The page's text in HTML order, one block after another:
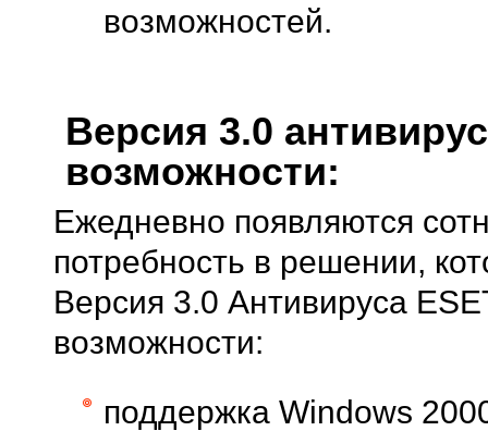
возможностей.
Версия 3.0
возможности:
Ежедневно появляются
потребность в решении,
Версия 3.0 Антивируса
возможности:
поддержка Windows